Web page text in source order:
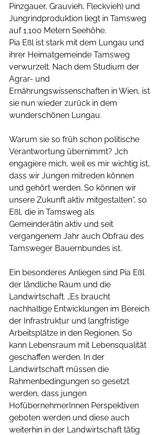
Pinzgauer, Grauvieh, Fleckvieh) und
Jungrindproduktion liegt in Tamsweg
auf 1.100 Metern Seehöhe.
Pia Eßl ist stark mit dem Lungau und
ihrer Heimatgemeinde Tamsweg
verwurzelt. Nach dem Studium der
Agrar- und
Ernährungswissenschaften in Wien, ist
sie nun wieder zurück in dem
wunderschönen Lungau.
Warum sie so früh schon politische
Verantwortung übernimmt? „Ich
engagiere mich, weil es mir wichtig ist,
dass wir Jungen mitreden können
und gehört werden. So können wir
unsere Zukunft aktiv mitgestalten“, so
Eßl, die in Tamsweg als
Gemeinderätin aktiv und seit
vergangenem Jahr auch Obfrau des
Tamsweger Bauernbundes ist.
Ein besonderes Anliegen sind Pia Eßl
der ländliche Raum und die
Landwirtschaft. „Es braucht
nachhaltige Entwicklungen im Bereich
der Infrastruktur und langfristige
Arbeitsplätze in den Regionen. So
kann Lebensraum mit Lebensqualität
geschaffen werden. In der
Landwirtschaft müssen die
Rahmenbedingungen so gesetzt
werden, dass jungen
HofübernehmerInnen Perspektiven
geboten werden und diese auch
weiterhin in der Landwirtschaft tätig